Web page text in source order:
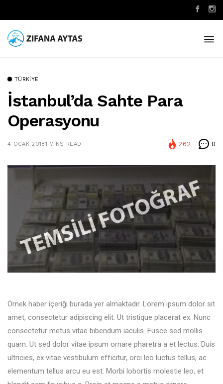
TÜRKIYE
İstanbul’da Sahte Para
Operasyonu
4 OCAK 20181 MINS READ 262 0
Örnek haber içeriği burada yer almaktadır. Lorem ipsum dolor sit
amet, consectetur adipiscing elit. Ut tristique placerat ex. Nunc
consectetur metus vitae bibendum iaculis. Fusce sed mollis
quam. Ut sed dolor vitae ipsum ornare pharetra a et lectus. Duis
ultricies, ex vitae vestibulum efficitur, orci leo luctus tellus, ac
elementum tellus arcu eu est. Morbi lobortis molestie leo, et